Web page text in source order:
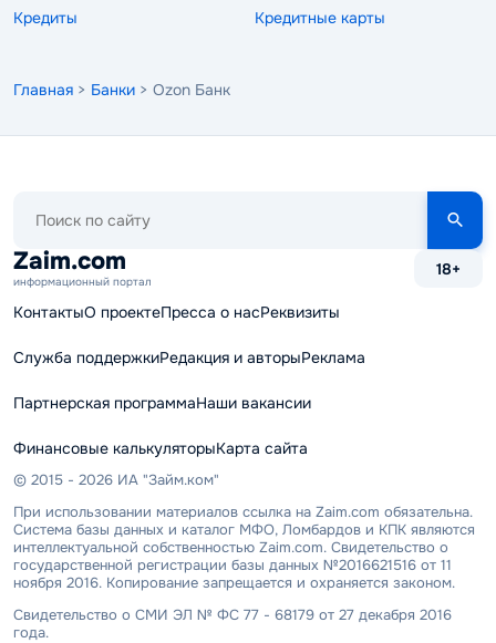
Кредиты Кредитные карты
Главная > Банки > Ozon Банк
сайту
Zaim.com
информационный портал
18+
КонтактыО проектеПресса о насРеквизиты
Служба поддержкиРедакция и авторыРеклама
Партнерская программаНаши вакансии
Финансовые калькуляторыКарта сайта
© 2015 - 2026 ИА "Займ.ком"
При использовании материалов ссылка на Zaim.com обязательна.
Система базы данных и каталог МФО, Ломбардов и КПК являются
интеллектуальной собственностью Zaim.com. Свидетельство о
государственной регистрации базы данных №2016621516 от 11
ноября 2016. Копирование запрещается и охраняется законом.
Свидетельство о СМИ ЭЛ № ФС 77 - 68179 от 27 декабря 2016
года.